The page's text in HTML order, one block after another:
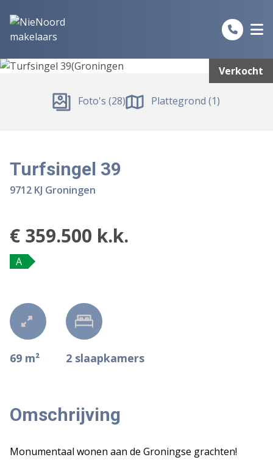
Verkocht
Foto's (28) Plattegrond (1)
Turfsingel 39
9712 KJ Groningen
€ 359.500 k.k.
A
69 m² 2 slaapkamers
Omschrijving
Monumentaal wonen aan de Groningse grachten!